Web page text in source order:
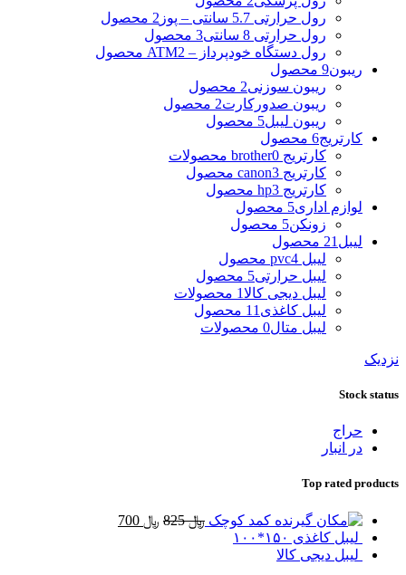
رول حرارتی 5.7 سانتی – پوز
2 محصول
رول حرارتی 8 سانتی
3 محصول
رول دستگاه خودپرداز – ATM 2 محصول
ریبون9 محصول
ریبون سوزنی2 محصول
ریبون صدورکارت2 محصول
ریبون لیبل5 محصول
کارتریج6 محصول
کارتریج brother 0 محصولات
کارتریج canon 3 محصول
کارتریج hp 3 محصول
لوازم اداری5 محصول
زونکن5 محصول
لیبل 21 محصول
لیبل pvc 4 محصول
لیبل حرارتی5 محصول
لیبل دیجی کالا1 محصولات
لیبل کاغذی 11 محصول
لیبل متال0 محصولات
نزدیک
Stock status
حراج
در انبار
Top rated products
کمد کوچک ﷼825
قیمت
﷼
لیبل کاغذی ۱۵۰*۱۰۰
لیبل دیجی کالا